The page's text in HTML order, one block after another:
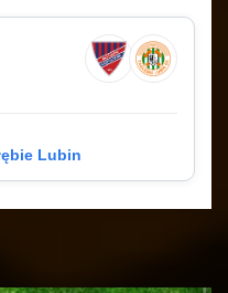
Lubin